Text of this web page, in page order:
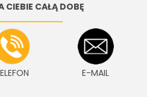
CIEBIE CAŁĄ DOBĘ
E-MAIL